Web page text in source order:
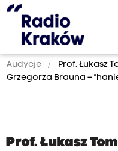
Audycje
Prof. Łukasz
Grzegorza Brauna –
Prof. Łukasz